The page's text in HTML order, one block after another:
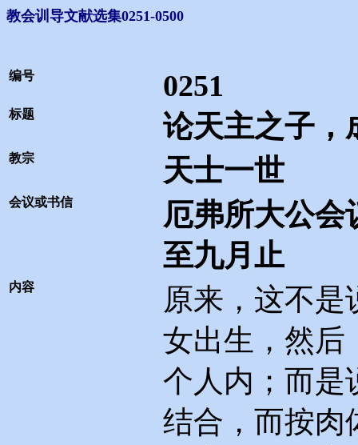
教会训导文献选集0251-0500
编号 0251
标题 论天主之子，
教宗 天士一世
会议或书信
厄弗所大公会
至九月止
内容
原来，这不是
女出生，然后
个人内；而是
结合，而按肉